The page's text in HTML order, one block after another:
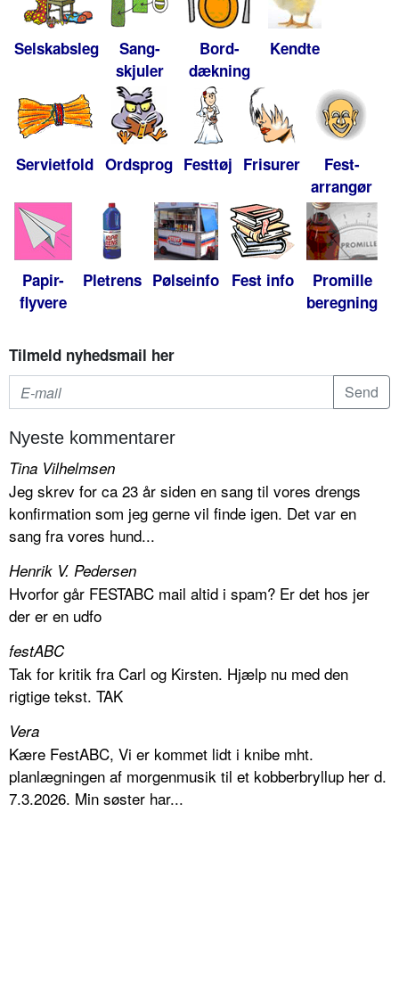
Selskabsleg
Sang-
skjuler
Bord-
dækning
Kendte
Servietfold Ordsprog Festtøj Frisurer
Fest-
arrangør
Papir-
flyvere
Pletrens Pølseinfo Fest info
Promille
beregning
Tilmeld nyhedsmail her
Nyeste kommentarer
Tina Vilhelmsen
Jeg skrev for ca 23 år siden en sang til vores drengs
konfirmation som jeg gerne vil finde igen. Det var en
sang fra vores hund...
Henrik V. Pedersen
Hvorfor går FESTABC mail altid i spam? Er det hos jer
der er en udfo
festABC
Tak for kritik fra Carl og Kirsten. Hjælp nu med den
rigtige tekst. TAK
Vera
Kære FestABC, Vi er kommet lidt i knibe mht.
planlægningen af morgenmusik til et kobberbryllup her d.
7.3.2026. Min søster har...